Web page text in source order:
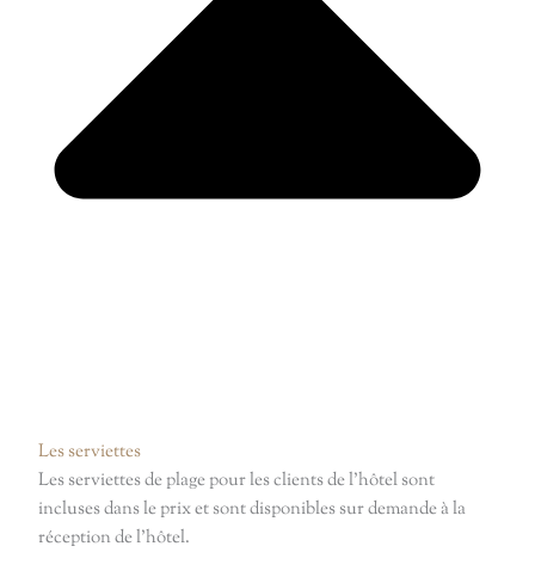
Les serviettes
Les serviettes de plage pour les clients de l’hôtel sont
incluses dans le prix et sont disponibles sur demande à la
réception de l’hôtel.